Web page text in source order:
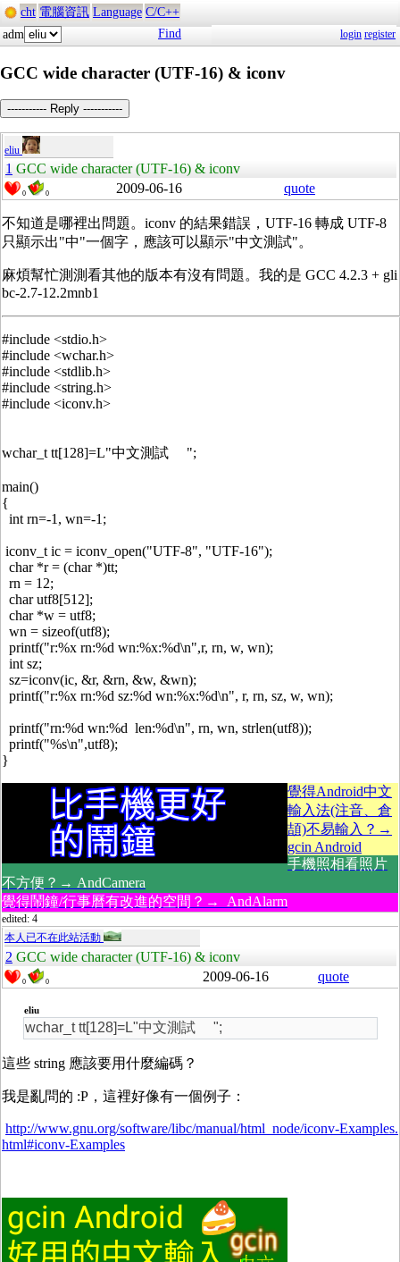
cht 電腦資訊 Language C/C++
adm
Find login register
GCC wide character (UTF-16) & iconv
----------- Reply -----------
eliu
1 GCC wide character (UTF-16) & iconv
0 0 2009-06-16 quote
不知道是哪裡出問題。iconv 的結果錯誤，UTF-16 轉成 UTF-8
只顯示出"中"一個字，應該可以顯示"中文測試"。
麻煩幫忙測測看其他的版本有沒有問題。我的是 GCC 4.2.3 + gli
bc-2.7-12.2mnb1
#include <stdio.h>
#include <wchar.h>
#include <stdlib.h>
#include <string.h>
#include <iconv.h>
wchar_t tt[128]=L"中文測試 ";
main()
{
int rn=-1, wn=-1;
iconv_t ic = iconv_open("UTF-8", "UTF-16");
char *r = (char *)tt;
rn = 12;
char utf8[512];
char *w = utf8;
wn = sizeof(utf8);
printf("r:%x rn:%d wn:%x:%d\n",r, rn, w, wn);
int sz;
sz=iconv(ic, &r, &rn, &w, &wn);
printf("r:%x rn:%d sz:%d wn:%x:%d\n", r, rn, sz, w, wn);
printf("rn:%d wn:%d len:%d\n", rn, wn, strlen(utf8));
printf("%s\n",utf8);
}
覺得Android中文
輸入法(注音、倉
頡)不易輸入？→
gcin Android
手機照相看照片
不方便？→ AndCamera
覺得鬧鐘/行事曆有改進的空間？→ AndAlarm
edited: 4
本人已不在此站活動
2 GCC wide character (UTF-16) & iconv
0 0 2009-06-16 quote
eliu
wchar_t tt[128]=L"中文測試 ";
這些 string 應該要用什麼編碼？
我是亂問的 :P，這裡好像有一個例子：
http://www.gnu.org/software/libc/manual/html_node/iconv-Examples.
html#iconv-Examples